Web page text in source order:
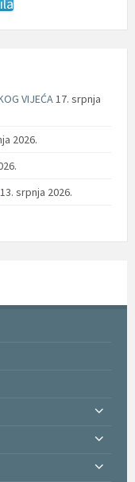
VIJEĆA17. srpnja
2026.
13. srpnja 2026.